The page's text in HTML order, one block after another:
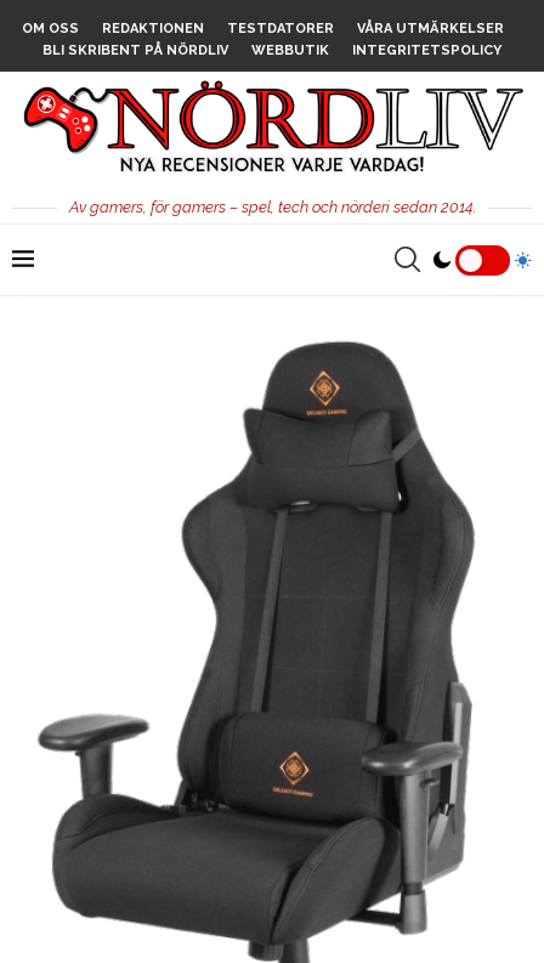
OM OSS REDAKTIONEN TESTDATORER
VÅRA UTMÄRKELSER
BLI SKRIBENT PÅ NÖRDLIV
WEBBUTIK INTEGRITETSPOLICY
Av gamers, för gamers – spel, tech och nörderi sedan 2014.